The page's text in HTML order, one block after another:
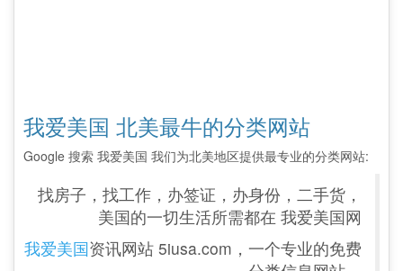
我爱美国 北美最牛的分类网站
Google 搜索 我爱美国 我们为北美地区提供最专业的分类网站:
找房子，找工作，办签证，办身份，二手货，
美国的一切生活所需都在 我爱美国网
我爱美国资讯网站 5iusa.com，一个专业的免费